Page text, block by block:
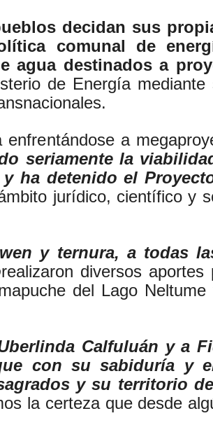
decidan sus
comunal de
agua destinados a
de Energía
a
seriamente la
ha detenido el
jurídico, científico y
y ternura, a todas
realizaron diversos
del Lago
Calfuluán y a
con su sabiduría y
y su territorio
la certeza que desde